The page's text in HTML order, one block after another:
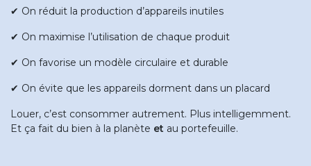
✔ On réduit la production d’appareils inutiles
✔ On maximise l’utilisation de chaque produit
✔ On favorise un modèle circulaire et durable
✔ On évite que les appareils dorment dans un placard
Louer, c’est consommer autrement. Plus intelligemment.
Et ça fait du bien à la planète et au portefeuille.